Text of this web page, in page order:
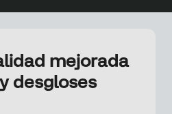
mejorada
desgloses